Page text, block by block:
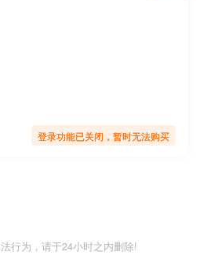
登录功能已关闭，暂时无法购买
行为，请于24小时之内删除!